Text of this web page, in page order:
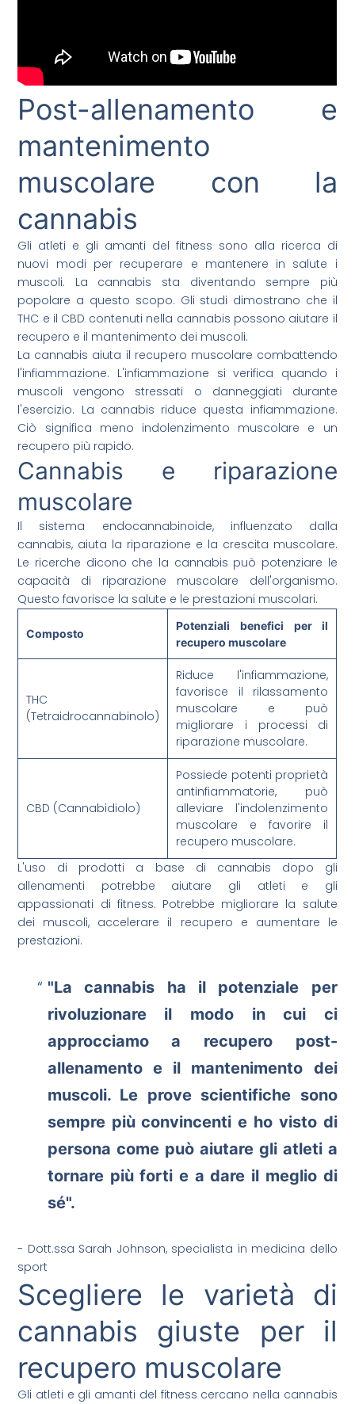
Post-allenamento e
mantenimento
muscolare con la
cannabis
Gli atleti e gli amanti del fitness sono alla ricerca di
nuovi modi per recuperare e mantenere in salute i
muscoli. La cannabis sta diventando sempre più
popolare a questo scopo. Gli studi dimostrano che il
THC e il CBD contenuti nella cannabis possono aiutare il
recupero e il mantenimento dei muscoli.
La cannabis aiuta il recupero muscolare combattendo
l'infiammazione. L'infiammazione si verifica quando i
muscoli vengono stressati o danneggiati durante
l'esercizio. La cannabis riduce questa infiammazione.
Ciò significa meno indolenzimento muscolare e un
recupero più rapido.
Cannabis e riparazione
muscolare
Il sistema endocannabinoide, influenzato dalla
cannabis, aiuta la riparazione e la crescita muscolare.
Le ricerche dicono che la cannabis può potenziare le
capacità di riparazione muscolare dell'organismo.
Questo favorisce la salute e le prestazioni muscolari.
Composto
Potenziali benefici per il
recupero muscolare
THC
(Tetraidrocannabinolo)
Riduce l'infiammazione,
favorisce il rilassamento
muscolare e può
migliorare i processi di
riparazione muscolare.
CBD (Cannabidiolo)
Possiede potenti proprietà
antinfiammatorie, può
alleviare l'indolenzimento
muscolare e favorire il
recupero muscolare.
L'uso di prodotti a base di cannabis dopo gli
allenamenti potrebbe aiutare gli atleti e gli
appassionati di fitness. Potrebbe migliorare la salute
dei muscoli, accelerare il recupero e aumentare le
prestazioni.
"La cannabis ha il potenziale per
rivoluzionare il modo in cui ci
approcciamo a recupero post-
allenamentoe il mantenimento dei
muscoli. Le prove scientifiche sono
sempre più convincenti e ho visto di
persona come può aiutare gli atleti a
tornare più forti e a dare il meglio di
sé".
- Dott.ssa Sarah Johnson, specialista in medicina dello
sport
Scegliere le varietà di
cannabis giuste per il
recupero muscolare
Gli atleti e gli amanti del fitness cercano nella cannabis